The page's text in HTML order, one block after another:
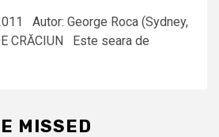
Autor: George Roca (Sydney,
CRĂCIUN Este seara de
MISSED